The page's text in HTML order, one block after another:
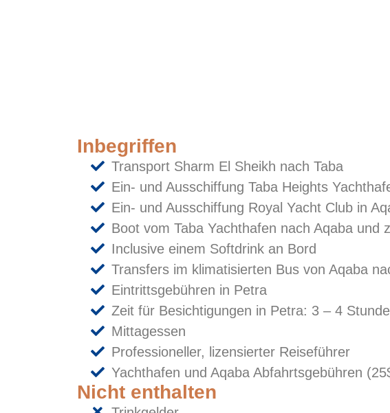
Inbegriffen
Transport Sharm El Sheikh nach Taba
Ein- und Ausschiffung Taba Heights
Ein- und Ausschiffung Royal Yacht Club in
Boot vom Taba Yachthafen nach Aqaba und
Inclusive einem Softdrink an Bord
Transfers im klimatisierten Bus von Aqaba
Eintrittsgebühren in Petra
Zeit für Besichtigungen in Petra: 3 – 4
Mittagessen
Professioneller, lizensierter Reiseführer
Yachthafen und Aqaba Abfahrtsgebühren
Nicht enthalten